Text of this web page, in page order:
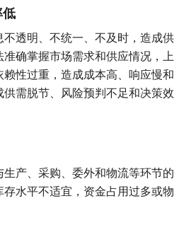
透明、不统一、不及时，造成供
准确掌握市场需求和供应情况，上
性过重，造成成本高、响应慢和
需脱节、风险预判不足和决策效
生产、采购、委外和物流等环节的
水平不适宜，资金占用过多或物